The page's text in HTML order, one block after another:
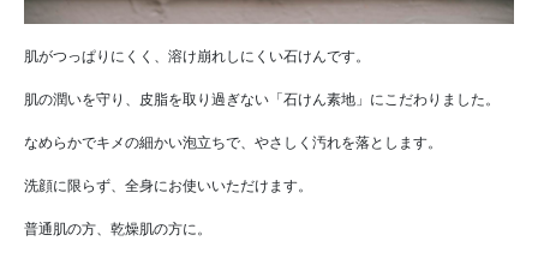
肌がつっぱりにくく、溶け崩れしにくい石けんです。
肌の潤いを守り、皮脂を取り過ぎない「石けん素地」にこだわりました。
なめらかでキメの細かい泡立ちで、やさしく汚れを落とします。
洗顔に限らず、全身にお使いいただけます。
普通肌の方、乾燥肌の方に。